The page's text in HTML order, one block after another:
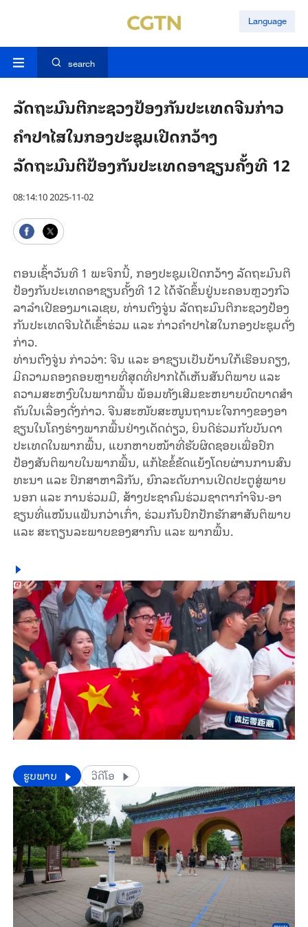
Language
search
ລັດຖະມົນຕີກະຊວງປ້ອງກັນປະເທດຈີນກ່າວ
ຄຳປາໄສໃນກອງປະຊຸມເປີດກວ້າງ
ລັດຖະມົນຕີປ້ອງກັນປະເທດອາຊຽນຄັ້ງທີ 12
08:14:10 2025-11-02
ຕອນ​ເຊົ້າວັນ​ທີ 1 ພະ​ຈິກ​ນີ້, ​ກອງ​ປະ​ຊຸມ​ເປີດກວ້າງ​ ​ລັດ​ຖະ​ມົນ​ຕີ​
ປ້ອງ​ກັນ​ປະ​ເທດ​ອາ​ຊຽນ​ຄັ້ງ​ທີ 12 ໄດ້​ຈັດ​ຂຶ້ນ​ຢູ່​ນະ​ຄອນຫຼວງ​ກົວ​
ລ​າ​ລຳ​ເປີ​ຂອງ​ມາ​ເລ​ເຊຍ, ທ່ານ​ຕົງ​ຈູ່ນ ລັດ​ຖະ​ມົນ​ຕີ​ກະ​ຊວງ​ປ້ອງ​
ກັນ​ປະ​ເທດ​ຈີນ​ໄດ້​ເຂົ້າ​ຮ່ວມ ແລະ ກ່າວ​ຄຳ​ປາ​ໄສ​ໃນ​ກອງ​ປະ​ຊຸມ​ດັ່ງ​
ກ່າວ.
ທ່ານ​ຕົງ​ຈູ່ນ ກ່າວ​ວ່າ: ຈີນ ແລະ ອາ​ຊຽນ​ເປັນ​ບ້ານ​ໃກ້​ເຮືອນ​ຄຽງ,
ມີ​ຄວາມ​ຄອງ​ຄອຍຫຼາຍ​ທີ່​ສຸດ​ທີ່​ຢາກໄດ້​ເຫັນ​ສັນ​ຕິ​ພາບ ແລະ
ຄວາມ​ສະ​ຫງົບ​ໃນ​ພາກ​ພື້ນ ພ້ອມ​ທັງ​ເສີມ​ຂະ​ຫຍາຍ​ບົດ​ບາດ​ສຳ​
ຄັນ​ໃນ​ເລື່ອງ​ດັ່ງ​ກ່າວ. ຈີນສະ​ໜັບ​ສະ​ໜູນ​ຖານ​ະ​ໃຈ​ກາງ​ຂອງ​ອາ​
ຊຽນ​ໃນ​ໂຄງ​ຮ່າງ​ພາກ​ພື້ນ​ຢ່າງ​ເດັດ​ດ່ຽວ, ຍິນ​ດີ​ຮ່ວມ​ກັບ​ບັນ​ດາ​
ປະ​ເທດ​ໃນ​ພາກ​ພື້ນ, ແບກ​ຫາບ​ໜ້າ​ທີ່​ຮັບ​ຜິດ​ຊອບ​ເພື່ອ​ປົກ​
ປ້ອງ​ສັນ​ຕິ​ພາບ​ໃນ​ພາກ​ພື້ນ, ແກ້​ໄຂ​ຂໍ້​ຂັດ​ແຍ້ງ​ໂດ​ຍ​ຜ່ານ​ການ​ສົນ​
ທະ​ນາ ແລະ ປຶກ​ສາ​ຫາ​ລື​ກັນ, ຍົກ​ລະ​ດັບ​ການ​ເປີດ​ປະ​ຕູ​ສູ່​ພາຍ
ນອກ ແລະ ການ​ຮ່ວມ​ມື, ສ້າງ​ປະ​ຊາ​ຄົມ​ຮ່ວມ​ຊາ​ຕາ​ກຳ​ຈີນ-ອາ​
ຊຽນ​ທີ່​ແໜ້ນ​ແຟ້ນກວ່າ​ເກົ່າ, ຮ່​ວມ​ກັນ​ປົກ​ປັກ​ຮັກ​ສາ​ສັນ​ຕິ​ພາບ
ແລະ ສະ​ຖຽນ​ລະ​ພາບ​ຂອງ​ສາ​ກົນ ແລະ ພາກ​ພື້ນ.
​​ຮູບພາບ ວີດີໂອ